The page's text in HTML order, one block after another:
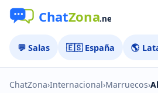
💬 Salas 🇪🇸 España 🌎
ChatZona›Internacional›Marruecos›